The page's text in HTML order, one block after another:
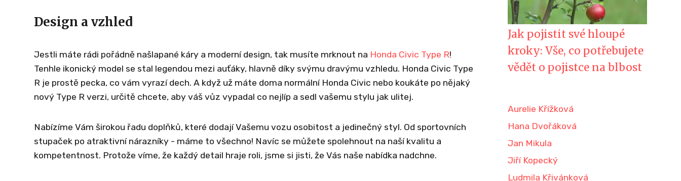
Design a vzhled
Jestli máte rádi pořádně našlapané káry a moderní design, tak musíte mrknout na Honda Civic Type R!
Tenhle ikonický model se stal legendou mezi auťáky, hlavně díky svýmu dravýmu vzhledu. Honda Civic Type
R je prostě pecka, co vám vyrazí dech. A když už máte doma normální Honda Civic nebo koukáte po nějaký
nový Type R verzi, určitě chcete, aby váš vůz vypadal co nejlíp a sedl vašemu stylu jak ulitej.
Nabízíme Vám širokou řadu doplňků, které dodají Vašemu vozu osobitost a jedinečný styl. Od sportovních
stupaček po atraktivní nárazníky - máme to všechno! Navíc se můžete spolehnout na naší kvalitu a
kompetentnost. Protože víme, že každý detail hraje roli, jsme si jisti, že Vás naše nabídka nadchne.
Jak pojistit své hloupé
kroky: Vše, co potřebujete
vědět o pojistce na blbost
Aurelie Křížková
Hana Dvořáková
Jan Mikula
Jiří Kopecký
Ludmila Křivánková